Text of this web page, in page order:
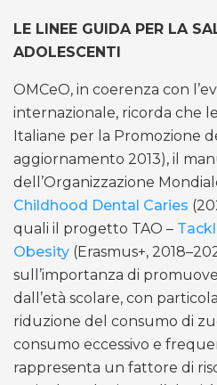
LE LINEE GUIDA PER LA
ADOLESCENTI
OMCeO, in coerenza con
internazionale, ricorda che
Italiane per la Promozione
aggiornamento 2013), il
dell’Organizzazione
Childhood Dental Caries
quali il progetto TAO –
Obesity (Erasmus+,
sull’importanza di
dall’età scolare, con
riduzione del consumo di
consumo eccessivo e
rappresenta un fattore di